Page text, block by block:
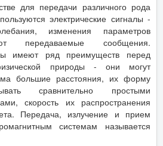
для передачи различного рода
электрические сигналы -
изменения параметров
передаваемые сообщения.
имеют ряд преимуществ перед
природы - они могут
большие расстояния, их форму
сравнительно простыми
скорость их распространения
Передача, излучение и прием
системам называется